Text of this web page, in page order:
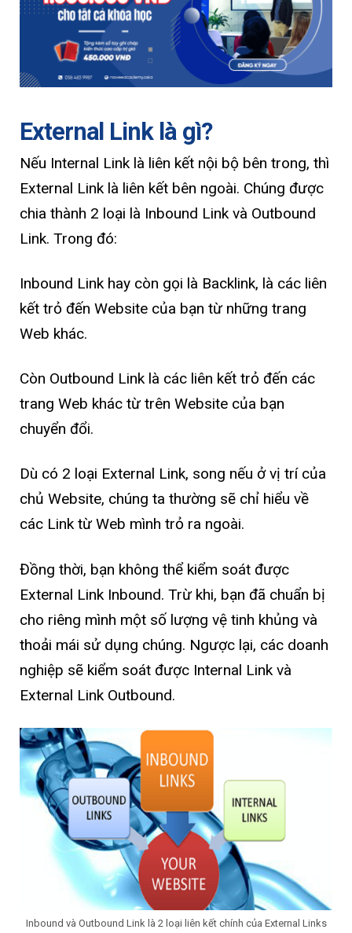
External Link là gì?
Nếu Internal Link là liên kết nội bộ bên trong, thì
External Link là liên kết bên ngoài. Chúng được
chia thành 2 loại là Inbound Link và Outbound
Link. Trong đó:
Inbound Link hay còn gọi là Backlink, là các liên
kết trỏ đến Website của bạn từ những trang
Web khác.
Còn Outbound Link là các liên kết trỏ đến các
trang Web khác từ trên Website của bạn
chuyển đổi.
Dù có 2 loại External Link, song nếu ở vị trí của
chủ Website, chúng ta thường sẽ chỉ hiểu về
các Link từ Web mình trỏ ra ngoài.
Đồng thời, bạn không thể kiểm soát được
External Link Inbound. Trừ khi, bạn đã chuẩn bị
cho riêng mình một số lượng vệ tinh khủng và
thoải mái sử dụng chúng. Ngược lại, các doanh
nghiệp sẽ kiểm soát được Internal Link và
External Link Outbound.
Inbound và Outbound Link là 2 loại liên kết chính của External Links